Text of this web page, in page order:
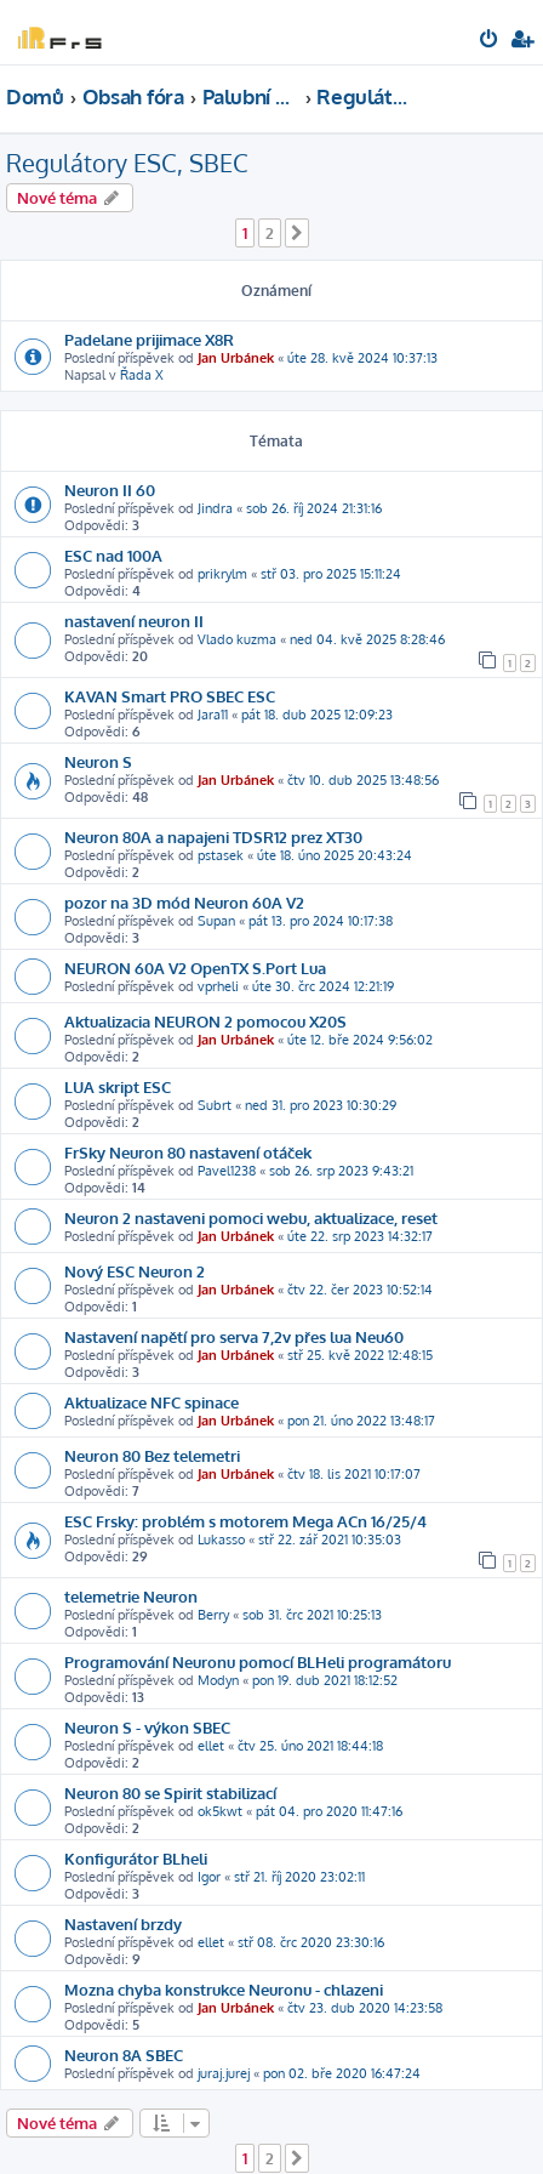
Domů Obsah fóra Palubní elektronika Regulátory ESC, SBEC
Regulátory ESC, SBEC
Nové téma
1
2
Oznámení
Padelane prijimace X8R
Poslední příspěvek od Jan Urbánek « úte 28. kvě 2024 10:37:13
Napsal v Řada X
Témata
Neuron II 60
Poslední příspěvek od Jindra « sob 26. říj 2024 21:31:16
Odpovědi: 3
ESC nad 100A
Poslední příspěvek od prikrylm « stř 03. pro 2025 15:11:24
Odpovědi: 4
nastavení neuron II
Poslední příspěvek od Vlado kuzma « ned 04. kvě 2025 8:28:46
Odpovědi: 20 1 2
KAVAN Smart PRO SBEC ESC
Poslední příspěvek od Jara11 « pát 18. dub 2025 12:09:23
Odpovědi: 6
Neuron S
Poslední příspěvek od Jan Urbánek « čtv 10. dub 2025 13:48:56
Odpovědi: 48 1 2 3
Neuron 80A a napajeni TDSR12 prez XT30
Poslední příspěvek od pstasek « úte 18. úno 2025 20:43:24
Odpovědi: 2
pozor na 3D mód Neuron 60A V2
Poslední příspěvek od Supan « pát 13. pro 2024 10:17:38
Odpovědi: 3
NEURON 60A V2 OpenTX S.Port Lua
Poslední příspěvek od vprheli « úte 30. črc 2024 12:21:19
Aktualizacia NEURON 2 pomocou X20S
Poslední příspěvek od Jan Urbánek « úte 12. bře 2024 9:56:02
Odpovědi: 2
LUA skript ESC
Poslední příspěvek od Subrt « ned 31. pro 2023 10:30:29
Odpovědi: 2
FrSky Neuron 80 nastavení otáček
Poslední příspěvek od Pavel1238 « sob 26. srp 2023 9:43:21
Odpovědi: 14
Neuron 2 nastaveni pomoci webu, aktualizace, reset
Poslední příspěvek od Jan Urbánek « úte 22. srp 2023 14:32:17
Nový ESC Neuron 2
Poslední příspěvek od Jan Urbánek « čtv 22. čer 2023 10:52:14
Odpovědi: 1
Nastavení napětí pro serva 7,2v přes lua Neu60
Poslední příspěvek od Jan Urbánek « stř 25. kvě 2022 12:48:15
Odpovědi: 3
Aktualizace NFC spinace
Poslední příspěvek od Jan Urbánek « pon 21. úno 2022 13:48:17
Neuron 80 Bez telemetri
Poslední příspěvek od Jan Urbánek « čtv 18. lis 2021 10:17:07
Odpovědi: 7
ESC Frsky: problém s motorem Mega ACn 16/25/4
Poslední příspěvek od Lukasso « stř 22. zář 2021 10:35:03
Odpovědi: 29 1 2
telemetrie Neuron
Poslední příspěvek od Berry« sob 31. črc 2021 10:25:13
Odpovědi: 1
Programování Neuronu pomocí BLHeli programátoru
Poslední příspěvek od Modyn « pon 19. dub 2021 18:12:52
Odpovědi: 13
Neuron S - výkon SBEC
Poslední příspěvek od ellet « čtv 25. úno 2021 18:44:18
Odpovědi: 2
Neuron 80 se Spirit stabilizací
Poslední příspěvek od ok5kwt « pát 04. pro 2020 11:47:16
Odpovědi: 2
Konfigurátor BLheli
Poslední příspěvek od Igor « stř 21. říj 2020 23:02:11
Odpovědi: 3
Nastavení brzdy
Poslední příspěvek od ellet « stř 08. črc 2020 23:30:16
Odpovědi: 9
Mozna chyba konstrukce Neuronu - chlazeni
Poslední příspěvek od Jan Urbánek « čtv 23. dub 2020 14:23:58
Odpovědi: 5
Neuron 8A SBEC
Poslední příspěvek od juraj.jurej « pon 02. bře 2020 16:47:24
Nové téma
1
2